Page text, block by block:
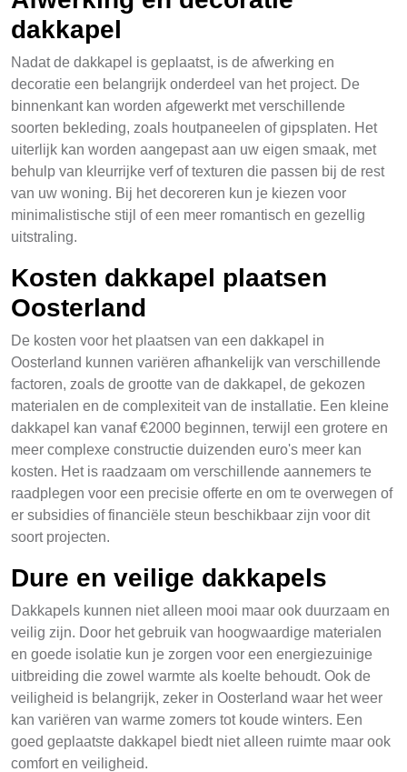
dakkapel
Nadat de dakkapel is geplaatst, is de afwerking en
decoratie een belangrijk onderdeel van het project. De
binnenkant kan worden afgewerkt met verschillende
soorten bekleding, zoals houtpaneelen of gipsplaten. Het
uiterlijk kan worden aangepast aan uw eigen smaak, met
behulp van kleurrijke verf of texturen die passen bij de rest
van uw woning. Bij het decoreren kun je kiezen voor
minimalistische stijl of een meer romantisch en gezellig
uitstraling.
Kosten dakkapel plaatsen
Oosterland
De kosten voor het plaatsen van een dakkapel in
Oosterland kunnen variëren afhankelijk van verschillende
factoren, zoals de grootte van de dakkapel, de gekozen
materialen en de complexiteit van de installatie. Een kleine
dakkapel kan vanaf €2000 beginnen, terwijl een grotere en
meer complexe constructie duizenden euro's meer kan
kosten. Het is raadzaam om verschillende aannemers te
raadplegen voor een precisie offerte en om te overwegen of
er subsidies of financiële steun beschikbaar zijn voor dit
soort projecten.
Dure en veilige dakkapels
Dakkapels kunnen niet alleen mooi maar ook duurzaam en
veilig zijn. Door het gebruik van hoogwaardige materialen
en goede isolatie kun je zorgen voor een energiezuinige
uitbreiding die zowel warmte als koelte behoudt. Ook de
veiligheid is belangrijk, zeker in Oosterland waar het weer
kan variëren van warme zomers tot koude winters. Een
goed geplaatste dakkapel biedt niet alleen ruimte maar ook
comfort en veiligheid.